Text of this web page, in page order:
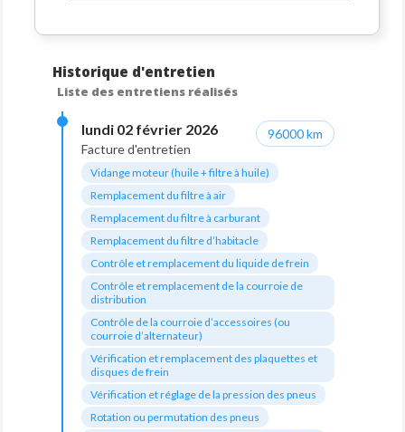
Historique d'entretien
Liste des entretiens réalisés
lundi 02 février 2026
Facture d'entretien
Vidange moteur (huile + filtre à huile)
Remplacement du filtre à air
Remplacement du filtre à carburant
Remplacement du filtre d’habitacle
Contrôle et remplacement du liquide de frein
Contrôle et remplacement de la courroie de
distribution
Contrôle de la courroie d’accessoires (ou
courroie d’alternateur)
Vérification et remplacement des plaquettes et
disques de frein
Vérification et réglage de la pression des pneus
Rotation ou permutation des pneus
96000 km